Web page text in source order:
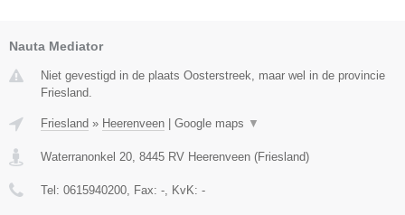
Nauta Mediator
Niet gevestigd in de plaats Oosterstreek, maar wel in de provincie
Friesland.
Friesland » Heerenveen Google maps ▼
Waterranonkel 20 8445 RV Heerenveen (Friesland)
Tel: 0615940200 , Fax: - , KvK: -